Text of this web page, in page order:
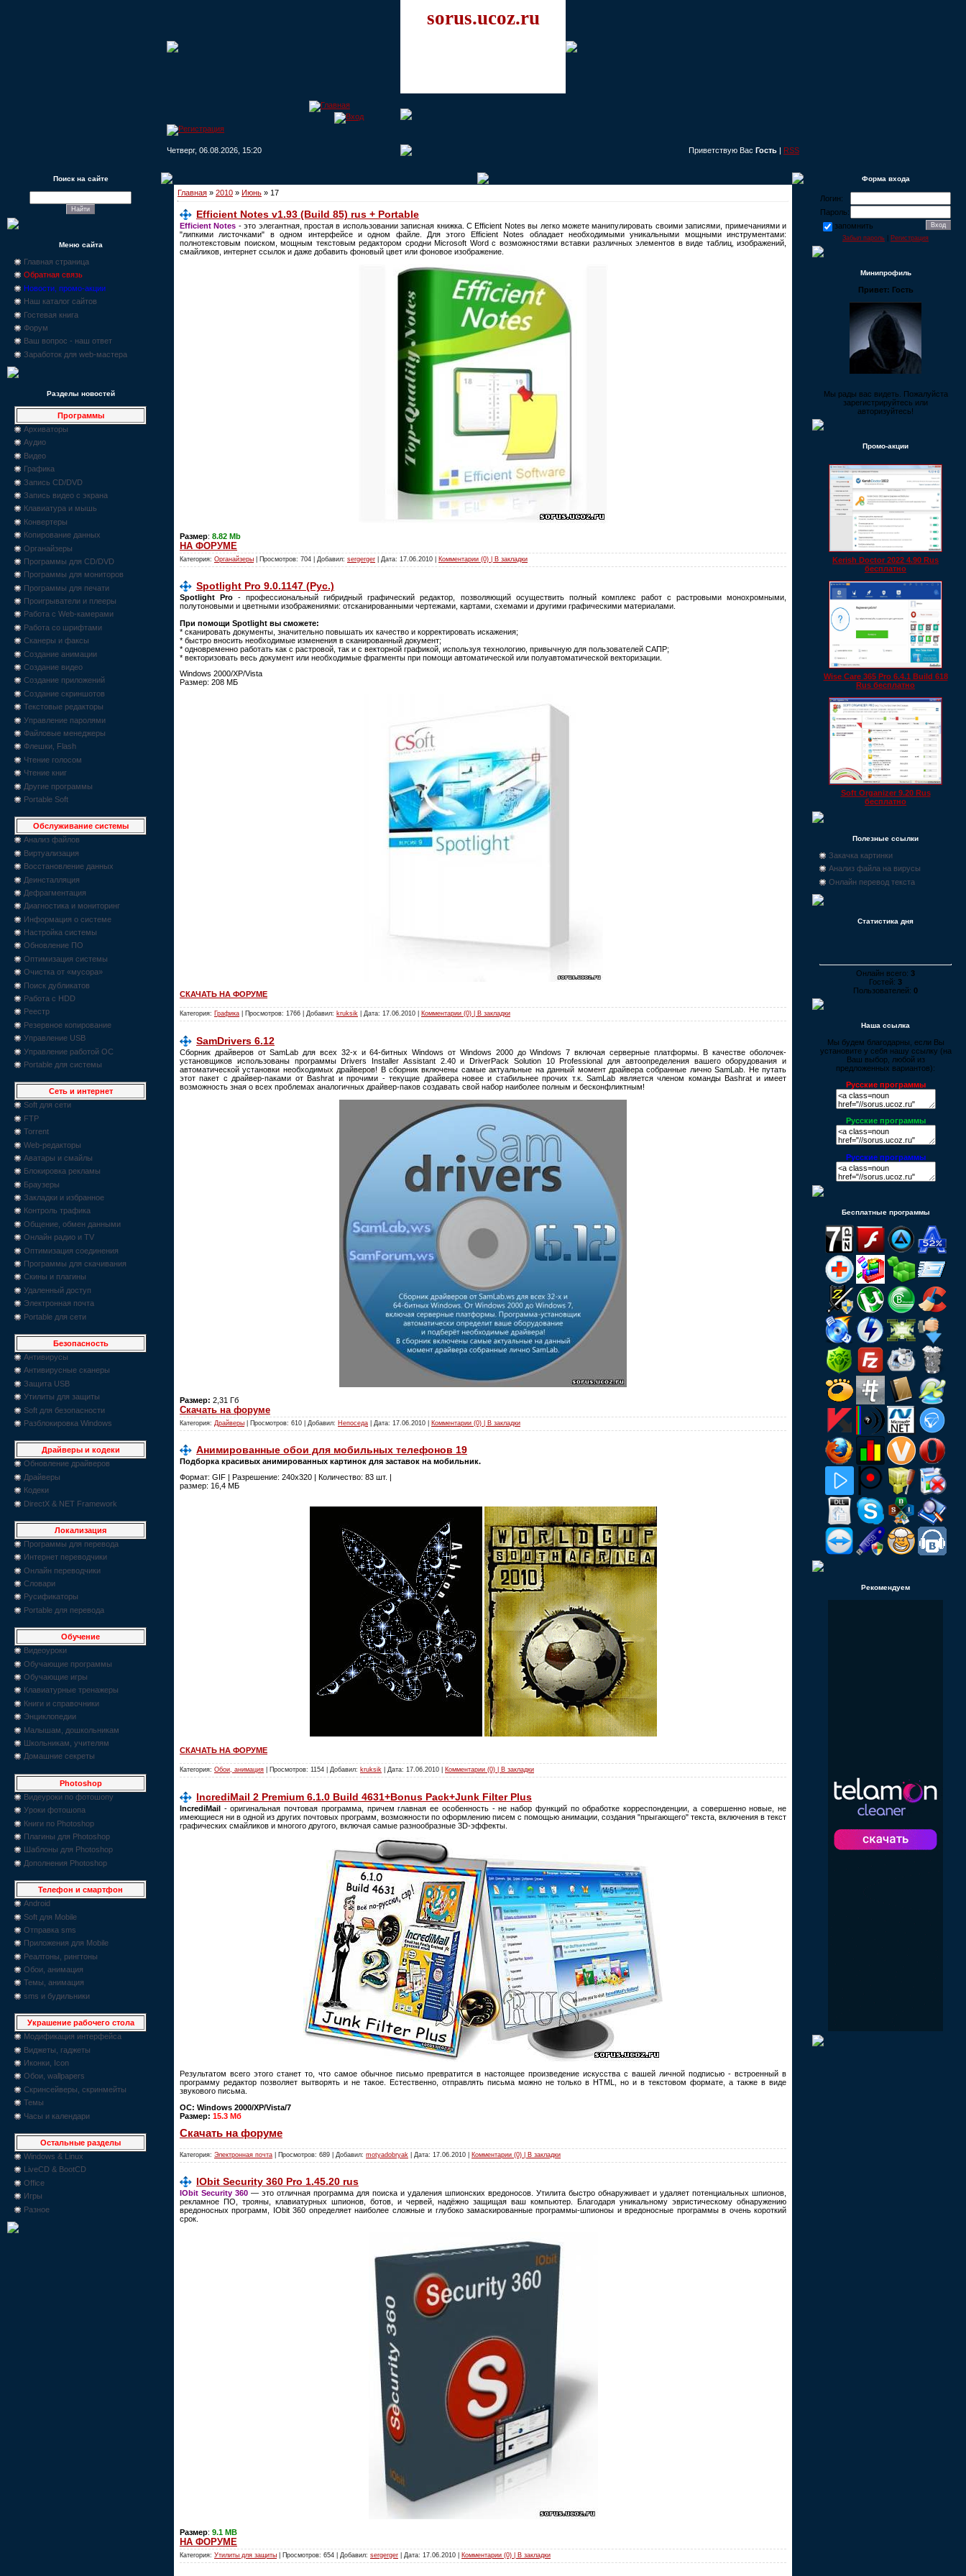
sorus.ucoz.ru
Четверг, 06.08.2026, 15:20 Приветствую Вас Гость | RSS
Поиск на сайте
Меню сайта
Главная страница
Обратная связь
Новости, промо-акции
Наш каталог сайтов
Гостевая книга
Форум
Ваш вопрос - наш ответ
Заработок для web-мастера
Разделы новостей
Программы
Архиваторы
Аудио
Видео
Графика
Запись CD/DVD
Запись видео с экрана
Клавиатура и мышь
Конвертеры
Копирование данных
Органайзеры
Программы для CD/DVD
Программы для мониторов
Программы для печати
Проигрыватели и плееры
Работа с Web-камерами
Работа со шрифтами
Сканеры и факсы
Создание анимации
Создание видео
Создание приложений
Создание скриншотов
Текстовые редакторы
Управление паролями
Файловые менеджеры
Флешки, Flash
Чтение голосом
Чтение книг
Другие программы
Portable Soft
Обслуживание системы
Анализ файлов
Виртуализация
Восстановление данных
Деинсталляция
Дефрагментация
Диагностика и мониторинг
Информация о системе
Настройка системы
Обновление ПО
Оптимизация системы
Очистка от «мусора»
Поиск дубликатов
Работа с HDD
Реестр
Резервное копирование
Управление USB
Управление работой ОС
Portable для системы
Сеть и интернет
Soft для сети
FTP
Torrent
Web-редакторы
Аватары и смайлы
Блокировка рекламы
Браузеры
Закладки и избранное
Контроль трафика
Общение, обмен данными
Онлайн радио и TV
Оптимизация соединения
Программы для скачивания
Скины и плагины
Удаленный доступ
Электронная почта
Portable для сети
Безопасность
Антивирусы
Антивирусные сканеры
Защита USB
Утилиты для защиты
Soft для безопасности
Разблокировка Windows
Драйверы и кодеки
Обновление драйверов
Драйверы
Кодеки
DirectX & NET Framework
Локализация
Программы для перевода
Интернет переводчики
Онлайн переводчики
Словари
Русификаторы
Portable для перевода
Обучение
Видеоуроки
Обучающие программы
Обучающие игры
Клавиатурные тренажеры
Книги и справочники
Энциклопедии
Малышам, дошкольникам
Школьникам, учителям
Домашние секреты
Photoshop
Видеуроки по фотошопу
Уроки фотошопа
Книги по Photoshop
Плагины для Photoshop
Шаблоны для Photoshop
Дополнения Photoshop
Телефон и смартфон
Android
Soft для Mobile
Отправка sms
Приложения для Mobile
Реалтоны, рингтоны
Обои, анимация
Темы, анимация
sms и будильники
Украшение рабочего стола
Модификация интерфейса
Виджеты, гаджеты
Иконки, Icon
Обои, wallpapers
Скринсейверы, скринмейты
Темы
Часы и календари
Остальные разделы
Windows & Linux
LiveCD & BootCD
Office
Игры
Разное
Главная » 2010 » Июнь » 17
Efficient Notes v1.93 (Build 85) rus + Portable
Efficient Notes - это элегантная, простая в использовании записная книжка. С Efficient Notes вы легко можете манипулировать своими записями, примечаниями и
"липкими листочками" в одном интерфейсе и одном файле. Для этого Efficient Notes обладает необходимыми уникальными мощными инструментами:
полнотекстовым поиском, мощным текстовым редактором сродни Microsoft Word с возможностями вставки различных элементов в виде таблиц, изображений,
смайликов, интернет ссылок и даже добавить фоновый цвет или фоновое изображение.
Размер: 8.82 Mb
НА ФОРУМЕ
Категория: Органайзеры | Просмотров: 704 | Добавил: sergerger | Дата: 17.06.2010 Комментарии (0) | В закладки
Spotlight Pro 9.0.1147 (Рус.)
Spotlight Pro - профессиональный гибридный графический редактор, позволяющий осуществить полный комплекс работ с растровыми монохромными,
полутоновыми и цветными изображениями: отсканированными чертежами, картами, схемами и другими графическими материалами.
При помощи Spotlight вы сможете:
* сканировать документы, значительно повышать их качество и корректировать искажения;
* быстро вносить необходимые изменения в сканированный документ;
* одновременно работать как с растровой, так и с векторной графикой, используя технологию, привычную для пользователей САПР;
* векторизовать весь документ или необходимые фрагменты при помощи автоматической или полуавтоматической векторизации.
Windows 2000/XP/Vista
Размер: 208 МБ
СКАЧАТЬ НА ФОРУМЕ
Категория: Графика | Просмотров: 1766 | Добавил: kruksik | Дата: 17.06.2010 Комментарии (0) | В закладки
SamDrivers 6.12
Сборник драйверов от SamLab для всех 32-х и 64-битных Windows от Windows 2000 до Windows 7 включая серверные платформы. В качестве оболочек-
установщиков использованы программы Drivers Installer Assistant 2.40 и DriverPack Solution 10 Professional для автоопределения вашего оборудования и
автоматической установки необходимых драйверов! В сборник включены самые актуальные на данный момент драйвера собранные лично SamLab. Не путать
этот пакет с драйвер-паками от Bashrat и прочими - текущие драйвера новее и стабильнее прочих т.к. SamLab является членом команды Bashrat и имеет
возможность зная о всех проблемах аналогичных драйвер-паков создавать свой набор наиболее полным и бесконфликтным!
Размер: 2,31 Гб
Скачать на форуме
Категория: Драйверы | Просмотров: 610 | Добавил: Непоседа | Дата: 17.06.2010 Комментарии (0) | В закладки
Анимированные обои для мобильных телефонов 19
Подборка красивых анимированных картинок для заставок на мобильник.
Формат: GIF | Разрешение: 240x320 | Количество: 83 шт. |
размер: 16,4 МБ
СКАЧАТЬ НА ФОРУМЕ
Категория: Обои, анимация | Просмотров: 1154 | Добавил: kruksik | Дата: 17.06.2010 Комментарии (0) | В закладки
IncrediMail 2 Premium 6.1.0 Build 4631+Bonus Pack+Junk Filter Plus
IncrediMail - оригинальная почтовая программа, причем главная ее особенность - не набор функций по обработке корреспонденции, а совершенно новые, не
имеющиеся ни в одной из других почтовых программ, возможности по оформлению писем с помощью анимации, создания "прыгающего" текста, включения в текст
графических смайликов и многого другого, включая самые разнообразные 3D-эффекты.
Результатом всего этого станет то, что самое обычное письмо превратится в настоящее произведение искусства с вашей личной подписью - встроенный в
программу редактор позволяет вытворять и не такое. Естественно, отправлять письма можно не только в HTML, но и в текстовом формате, а также в виде
звукового письма.
ОС: Windows 2000/XP/Vista/7
Размер: 15.3 Mб
Скачать на форуме
Категория: Электронная почта | Просмотров: 689 | Добавил: motyadobryak | Дата: 17.06.2010 Комментарии (0) | В закладки
IObit Security 360 Pro 1.45.20 rus
IObit Security 360 — это отличная программа для поиска и удаления шпионских вредоносов. Утилита быстро обнаруживает и удаляет потенциальных шпионов,
рекламное ПО, трояны, клавиатурных шпионов, ботов, и червей, надёжно защищая ваш компьютер. Благодаря уникальному эвристическому обнаружению
вредоносных программ, IObit 360 определяет наиболее сложные и глубоко замаскированные программы-шпионоы и вредоносные программы в очень короткий
срок.
Размер: 9.1 MB
НА ФОРУМЕ
Категория: Утилиты для защиты | Просмотров: 654 | Добавил: sergerger | Дата: 17.06.2010 Комментарии (0) | В закладки
Форма входа
Логин:
Пароль:
запомнить
Забыл пароль Регистрация
Минипрофиль
Привет: Гость
Мы рады вас видеть. Пожалуйста
зарегистрируйтесь или
авторизуйтесь!
Промо-акции
Kerish Doctor 2022 4.90 Rus
бесплатно
Wise Care 365 Pro 6.4.1 Build 618
Rus бесплатно
Soft Organizer 9.20 Rus
бесплатно
Полезные ссылки
Закачка картинки
Анализ файла на вирусы
Онлайн перевод текста
Статистика дня
Онлайн всего: 3
Гостей: 3
Пользователей: 0
Наша ссылка
Мы будем благодарны, если Вы
установите у себя нашу ссылку (на
Ваш выбор, любой из
предложенных вариантов):
Русские программы
Русские программы
Русские программы
Бесплатные программы
Рекомендуем